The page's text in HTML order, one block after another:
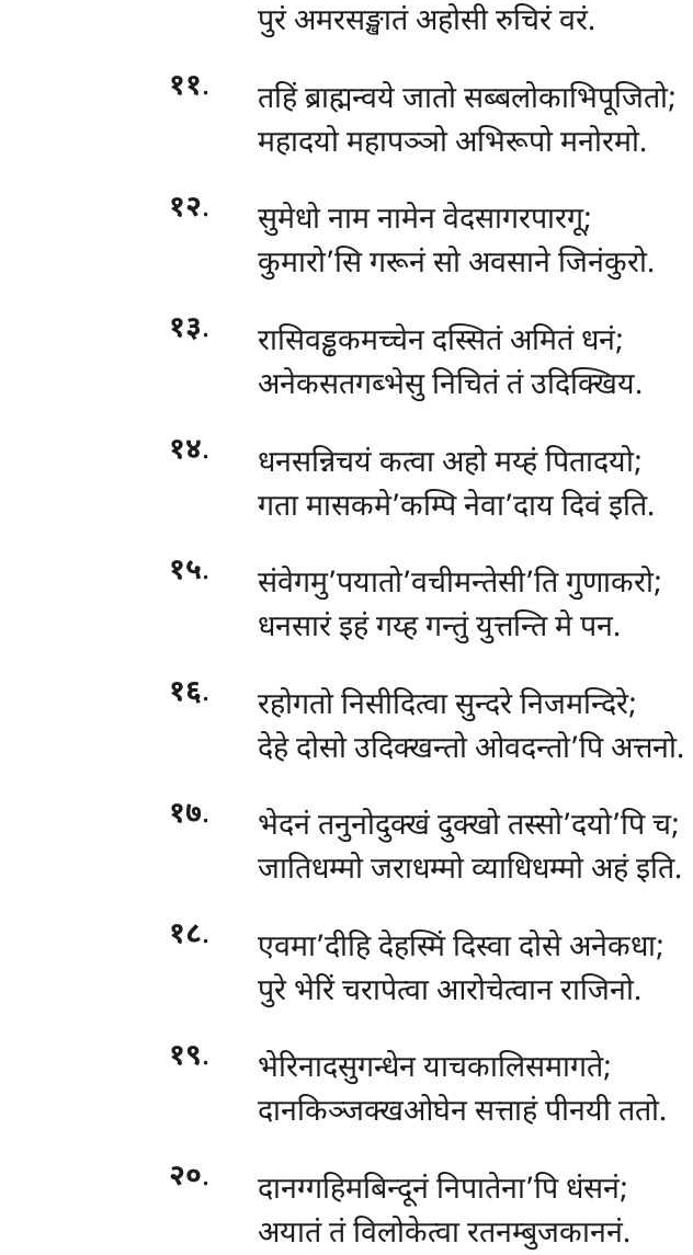
पुरं अमरसङ्खातं अहोसी रुचिरं वरं.
११.
तहिं ब्राह्मन्वये जातो सब्बलोकाभिपूजितो;
महादयो महापञ्ञो अभिरूपो मनोरमो.
१२.
सुमेधो नाम नामेन वेदसागरपारगू;
कुमारो’सि गरूनं सो अवसाने जिनंकुरो.
१३.
रासिवड्ढकमच्चेन दस्सितं अमितं धनं;
अनेकसतगब्भेसु निचितं तं उदिक्खिय.
१४.
धनसन्निचयं कत्वा अहो मय्हं पितादयो;
गता मासकमे’कम्पि नेवा’दाय दिवं इति.
१५.
संवेगमु’पयातो’वचीमन्तेसी’ति गुणाकरो;
धनसारं इहं गय्ह गन्तुं युत्तन्ति मे पन.
१६.
रहोगतो निसीदित्वा सुन्दरे निजमन्दिरे;
देहे दोसो उदिक्खन्तो ओवदन्तो’पि अत्तनो.
१७.
भेदनं तनुनोदुक्खं दुक्खो तस्सो’दयो’पि च;
जातिधम्मो जराधम्मो व्याधिधम्मो अहं इति.
१८.
एवमा’दीहि देहस्मिं दिस्वा दोसे अनेकधा;
पुरे भेरिं चरापेत्वा आरोचेत्वान राजिनो.
१९.
भेरिनादसुगन्धेन याचकालिसमागते;
दानकिञ्जक्खओघेन सत्ताहं पीनयी ततो.
२०.
दानग्गहिमबिन्दूनं निपातेना’पि धंसनं;
अयातं तं विलोकेत्वा रतनम्बुजकाननं.